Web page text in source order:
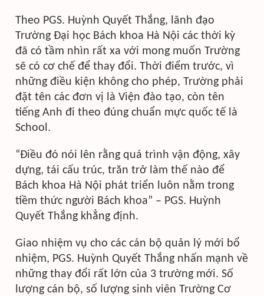
Theo PGS. Huỳnh Quyết Thắng, lãnh đạo
Trường Đại học Bách khoa Hà Nội các thời kỳ
đã có tầm nhìn rất xa với mong muốn Trường
sẽ có cơ chế để thay đổi. Thời điểm trước, vì
những điều kiện không cho phép, Trường phải
đặt tên các đơn vị là Viện đào tạo, còn tên
tiếng Anh đi theo đúng chuẩn mực quốc tế là
School.
“Điều đó nói lên rằng quá trình vận động, xây
dựng, tái cấu trúc, trăn trở làm thế nào để
Bách khoa Hà Nội phát triển luôn nằm trong
tiềm thức người Bách khoa” – PGS. Huỳnh
Quyết Thắng khẳng định.
Giao nhiệm vụ cho các cán bộ quản lý mới bổ
nhiệm, PGS. Huỳnh Quyết Thắng nhấn mạnh về
những thay đổi rất lớn của 3 trường mới. Số
lượng cán bộ, số lượng sinh viên Trường Cơ